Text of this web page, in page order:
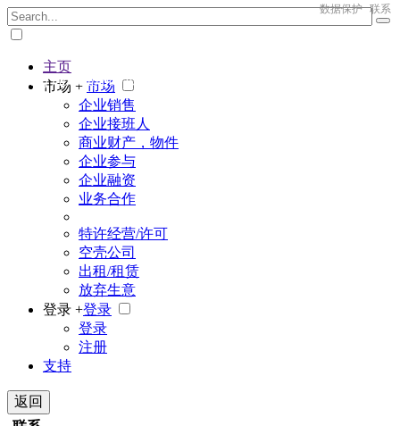
The big marketplace for business
数据保护 联系
主页
市场 + 市场
企业销售
企业接班人
商业财产，物件
企业参与
企业融资
业务合作
特许经营/许可
空壳公司
出租/租赁
放弃生意
登录 +登录
登录
注册
支持
返回